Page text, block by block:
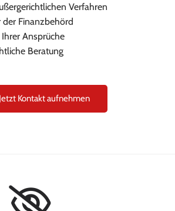
Verfahren
Finanzbehörd
Ansprüche
Beratung
Jetzt Kontakt aufnehmen